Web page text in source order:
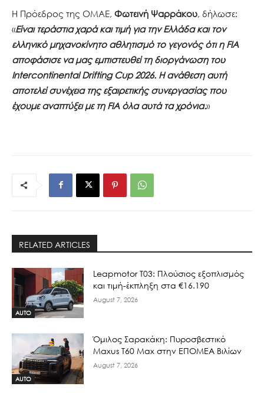
Η Πρόεδρος της ΟΜΑΕ, Φωτεινή Ψαρράκου, δήλωσε:
«Είναι τεράστια χαρά και τιμή για την Ελλάδα και τον
ελληνικό μηχανοκίνητο αθλητισμό το γεγονός ότι η FIA
αποφάσισε να μας εμπιστευθεί τη διοργάνωση του
Intercontinental Drifting Cup 2026. Η ανάθεση αυτή
αποτελεί συνέχεια της εξαιρετικής συνεργασίας που
έχουμε αναπτύξει με τη FIA όλα αυτά τα χρόνια.»
RELATED ARTICLES
AUTO
Leapmotor T03: Πλούσιος εξοπλισμός
και τιμή-έκπληξη στα €16.190
August 7, 2026
AUTO
Όμιλος Σαρακάκη: Πυροσβεστικό
Maxus T60 Max στην ΕΠΟΜΕΑ Βιλίων
August 7, 2026